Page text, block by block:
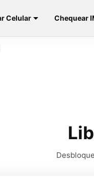
Celular Chequear